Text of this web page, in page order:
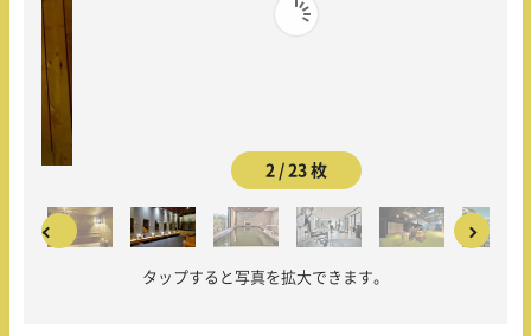
2 / 23 枚
タップすると写真を拡大できます。